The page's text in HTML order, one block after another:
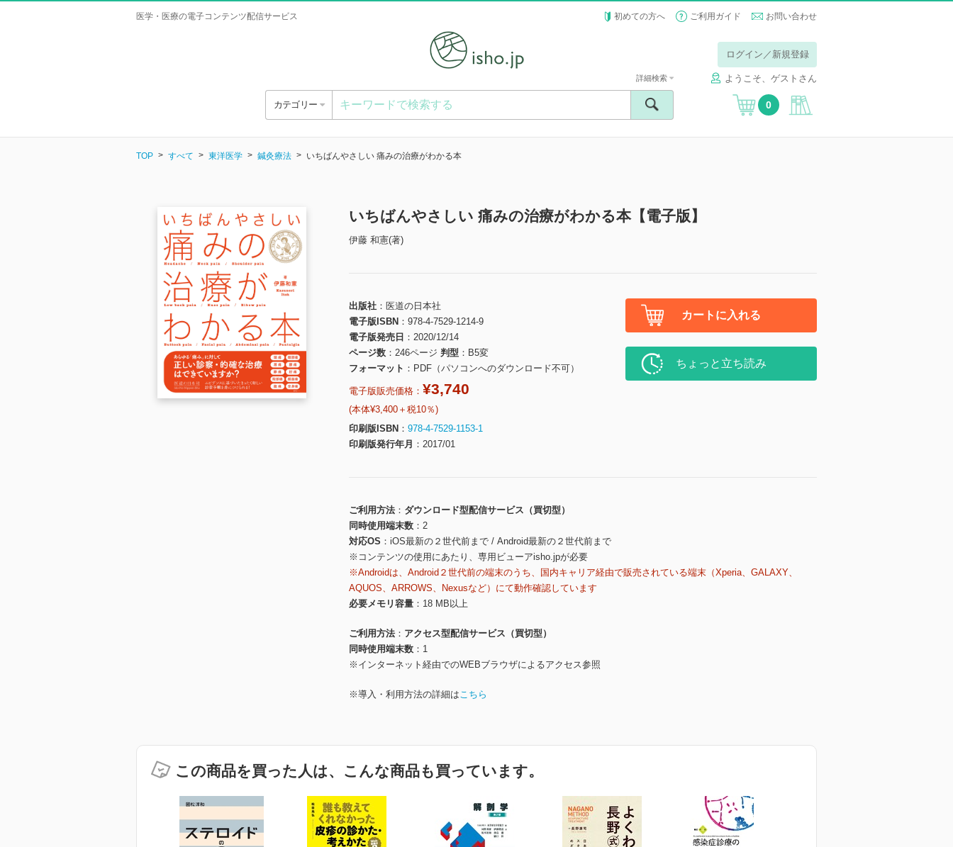
医学・医療の電子コンテンツ配信サービス 初めての方へ ご利用ガイド お問い合わせ
ログイン／新規登録
ようこそ、ゲストさん
カテゴリー
詳細検索
0
TOP すべて 東洋医学 鍼灸療法 いちばんやさしい 痛みの治療がわかる本
いちばんやさしい 痛みの治療がわかる本【電子版】
伊藤 和憲(著)
出版社
医道の日本社
電子版ISBN
978-4-7529-1214-9
電子版発売日
2020/12/14
ページ数
246ページ 判型
B5変
フォーマット
PDF（パソコンへのダウンロード不可）
電子版販売価格： ¥3,740
(本体¥3,400＋税10％)
印刷版ISBN
978-4-7529-1153-1
印刷版発行年月
2017/01
カートに入れる
ちょっと立ち読み
ご利用方法
ダウンロード型配信サービス（買切型）
同時使用端末数
2
対応OS
iOS最新の２世代前まで / Android最新の２世代前まで
※コンテンツの使用にあたり、専用ビューアisho.jpが必要
※Androidは、Android２世代前の端末のうち、国内キャリア経由で販売されている端末（Xperia、GALAXY、
AQUOS、ARROWS、Nexusなど）にて動作確認しています
必要メモリ容量
18 MB以上
ご利用方法
アクセス型配信サービス（買切型）
同時使用端末数
1
※インターネット経由でのWEBブラウザによるアクセス参照
※導入・利用方法の詳細はこちら
この商品を買った人は、こんな商品も買っています。